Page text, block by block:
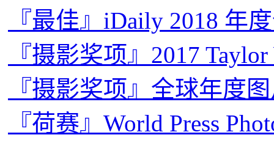
『最佳』iDaily 2018 年
『摄影奖项』2017
『摄影奖项』全球年度
『荷赛』World Press